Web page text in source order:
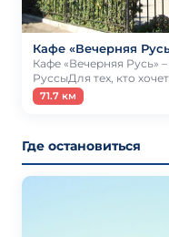
Кафе «Вечерняя
Кафе «Вечерняя Русь»
РуссыДля тех, кто
71.7 км
Где остановиться